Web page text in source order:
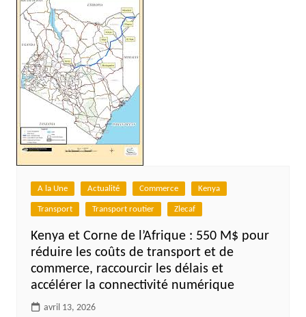
A la Une Actualité Commerce Kenya
Transport Transport routier Zlecaf
Kenya et Corne de l’Afrique : 550 M$ pour
réduire les coûts de transport et de
commerce, raccourcir les délais et
accélérer la connectivité numérique
avril 13, 2026